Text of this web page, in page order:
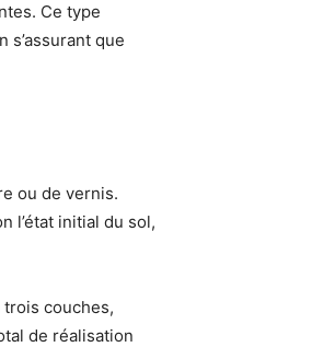
Ce type
que
ou de vernis.
l’état initial du sol,
couches,
de réalisation